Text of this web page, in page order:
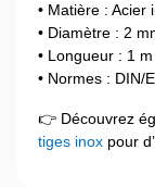
• Matière : Acier
• Diamètre : 2
• Longueur : 1
• Normes : DIN/
👉 Découvrez
tiges inox pour